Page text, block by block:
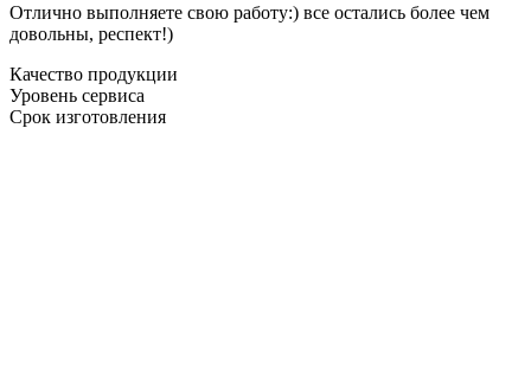
Отлично выполняете свою работу:) все остались более чем
довольны, респект!)
Качество продукции
Уровень сервиса
Срок изготовления